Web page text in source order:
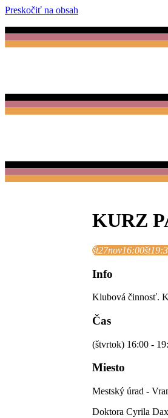
Preskočiť na obsah
KURZ
št27nov16:00št
Info
Klubová činnosť.
Čas
(štvrtok) 16:00 -
Miesto
Mestský úrad -
Doktora Cyrila